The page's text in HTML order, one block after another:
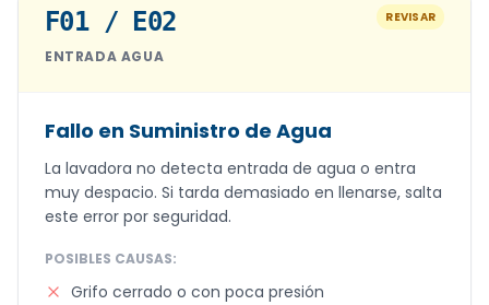
F01 / E02 REVISAR
ENTRADA AGUA
Fallo en Suministro de Agua
La lavadora no detecta entrada de agua o entra
muy despacio. Si tarda demasiado en llenarse, salta
este error por seguridad.
POSIBLES CAUSAS:
Grifo cerrado o con poca presión